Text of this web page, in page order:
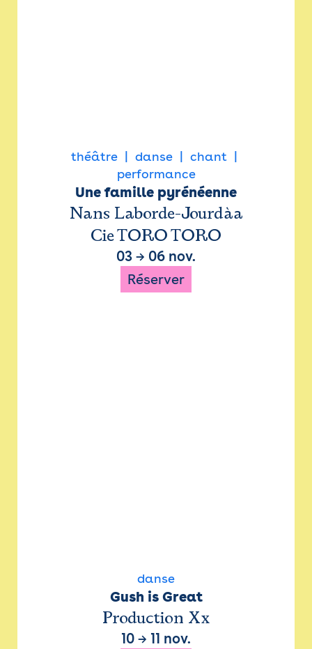
théâtre danse
chant
performance
Une famille pyrénéenne
Nans Laborde-Jourdàa
Cie TORO TORO
03 → 06 nov.
Réserver
danse
Gush is Great
Production Xx
10 → 11 nov.